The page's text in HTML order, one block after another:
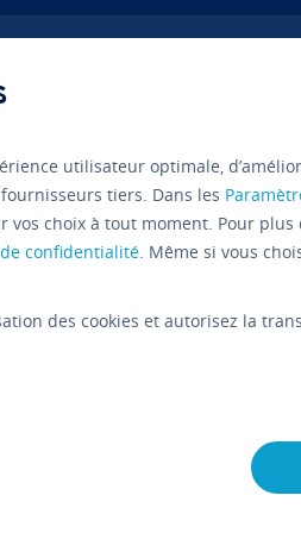
MariaDB
définir la
des
MariaDB Guide
utilisateur optimale,
tiers. Dans les
choix à tout moment. Pour
confidentialité. Même si vous
des cookies et autorisez la